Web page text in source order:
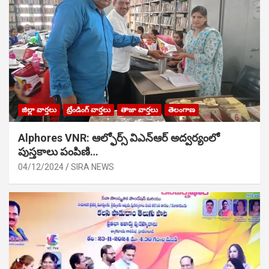
జిల్లా వార్తలు ట్రేండింగ్ వార్తలు తాజా వార్తలు తెలంగాణ
Alphores VNR: ఆల్ఫోర్స్ విఎన్ఆర్ అద్వర్యంలో
పుస్తకాలు పంపిణి…
04/12/2024 SIRA NEWS